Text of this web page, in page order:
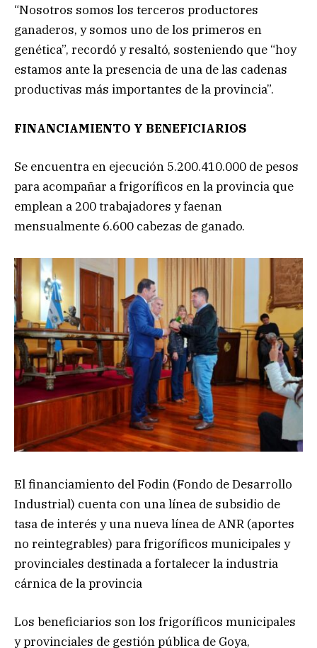
“Nosotros somos los terceros productores
ganaderos, y somos uno de los primeros en
genética”, recordó y resaltó, sosteniendo que “hoy
estamos ante la presencia de una de las cadenas
productivas más importantes de la provincia”.
FINANCIAMIENTO Y BENEFICIARIOS
Se encuentra en ejecución 5.200.410.000 de pesos
para acompañar a frigoríficos en la provincia que
emplean a 200 trabajadores y faenan
mensualmente 6.600 cabezas de ganado.
El financiamiento del Fodin (Fondo de Desarrollo
Industrial) cuenta con una línea de subsidio de
tasa de interés y una nueva línea de ANR (aportes
no reintegrables) para frigoríficos municipales y
provinciales destinada a fortalecer la industria
cárnica de la provincia
Los beneficiarios son los frigoríficos municipales
y provinciales de gestión pública de Goya,